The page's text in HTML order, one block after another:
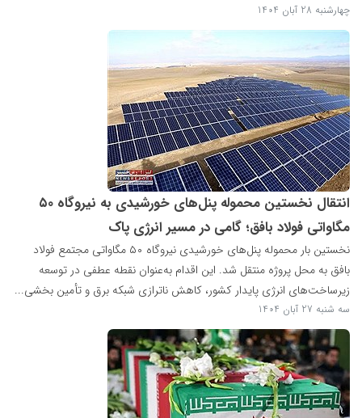
چهارشنبه 28 آبان 1404
انتقال نخستین محموله پنل‌های خورشیدی به نیروگاه ۵۰
مگاواتی فولاد بافق؛ گامی در مسیر انرژی پاک
نخستین بار محموله پنل‌های خورشیدی نیروگاه ۵۰ مگاواتی مجتمع فولاد
بافق به محل پروژه منتقل شد. این اقدام به‌عنوان نقطه عطفی در توسعه
زیرساخت‌های انرژی پایدار کشور، کاهش ناترازی شبکه برق و تأمین بخشی...
سه شنبه 27 آبان 1404